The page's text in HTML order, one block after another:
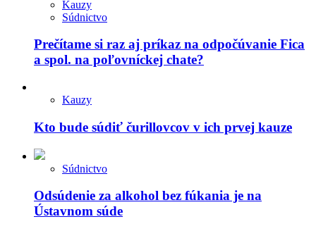
Kauzy
Súdnictvo
Prečítame si raz aj príkaz na odpočúvanie Fica
a spol. na poľovníckej chate?
Kauzy
Kto bude súdiť čurillovcov v ich prvej kauze
Súdnictvo
Odsúdenie za alkohol bez fúkania je na
Ústavnom súde